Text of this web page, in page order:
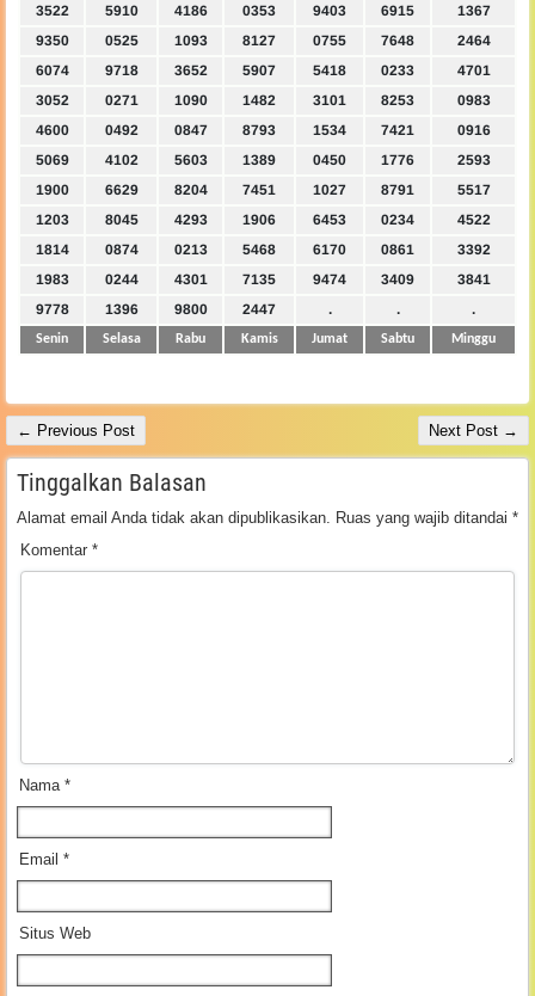
3522
5910 4186 0353 9403 6915
1367
9350
0525 1093 8127 0755 7648
2464
6074
9718 3652 5907 5418 0233
4701
3052
0271 1090 1482 3101 8253
0983
4600
0492 0847 8793 1534 7421
0916
5069
4102 5603 1389 0450 1776
2593
1900
6629 8204 7451 1027 8791
5517
1203
8045 4293 1906 6453 0234
4522
1814
0874 0213 5468 6170 0861
3392
1983
0244 4301 7135 9474 3409
3841
9778
1396 9800 2447 . . .
Senin Selasa Rabu Kamis Jumat Sabtu Minggu
← Previous Post Next Post →
Tinggalkan Balasan
Alamat email Anda tidak akan dipublikasikan. Ruas yang wajib ditandai *
Komentar *
Nama *
Email *
Situs Web